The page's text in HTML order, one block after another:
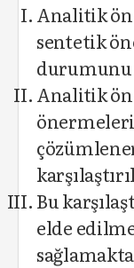
Analitik
sentetik
Analitik
Bu
elde